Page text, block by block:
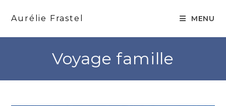
Aurélie Frastel MENU
Voyage famille